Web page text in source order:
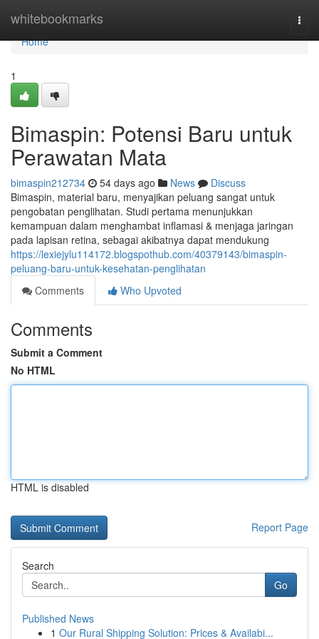
whitebookmarks
Home
Home
1
Bimaspin: Potensi Baru untuk
Perawatan Mata
bimaspin212734 54 days ago News
Discuss
Bimaspin, material baru, menyajikan peluang sangat untuk
pengobatan penglihatan. Studi pertama menunjukkan
kemampuan dalam menghambat inflamasi & menjaga jaringan
pada lapisan retina, sebagai akibatnya dapat mendukung
https://lexiejylu114172.blogspothub.com/40379143/bimaspin-
peluang-baru-untuk-kesehatan-penglihatan
Comments
Who Upvoted
Comments
Submit a Comment
No HTML
HTML is disabled
Report Page
Search
Go
Published News
1 Our Rural Shipping Solution: Prices & Availabi...